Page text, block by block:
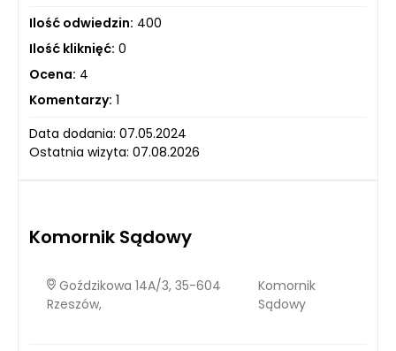
Ilość odwiedzin: 400
Ilość kliknięć: 0
Ocena: 4
Komentarzy: 1
Data dodania: 07.05.2024
Ostatnia wizyta: 07.08.2026
Komornik Sądowy
Goździkowa 14A/3, 35-604
Rzeszów,
Komornik
Sądowy